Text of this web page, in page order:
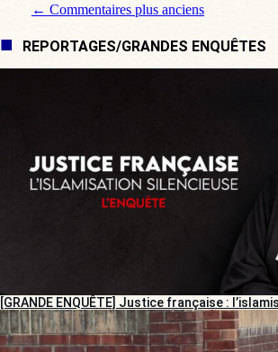
Navigation de commentaire
← Commentaires plus anciens
REPORTAGES/GRANDES ENQUÊTES
[GRANDE ENQUÊTE] Justice française :